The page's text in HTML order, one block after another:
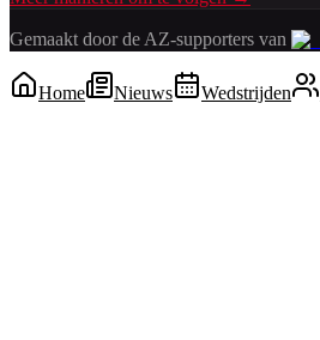
Gemaakt door de AZ-supporters van
Home Nieuws Wedstrijden